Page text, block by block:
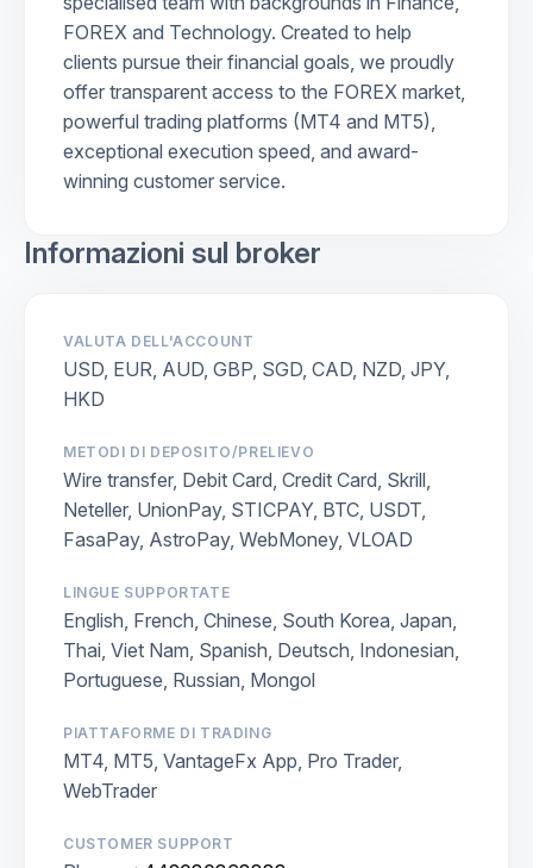
FOREX and Technology. Created to help
clients pursue their financial goals, we proudly
offer transparent access to the FOREX market,
powerful trading platforms (MT4 and MT5),
exceptional execution speed, and award-
winning customer service.
Informazioni sul broker
VALUTA DELL'ACCOUNT
USD, EUR, AUD, GBP, SGD, CAD, NZD, JPY,
HKD
METODI DI DEPOSITO/PRELIEVO
Wire transfer, Debit Card, Credit Card, Skrill,
Neteller, UnionPay, STICPAY, BTC, USDT,
FasaPay, AstroPay, WebMoney, VLOAD
LINGUE SUPPORTATE
English, French, Chinese, South Korea, Japan,
Thai, Viet Nam, Spanish, Deutsch, Indonesian,
Portuguese, Russian, Mongol
PIATTAFORME DI TRADING
MT4, MT5, VantageFx App, Pro Trader,
WebTrader
CUSTOMER SUPPORT